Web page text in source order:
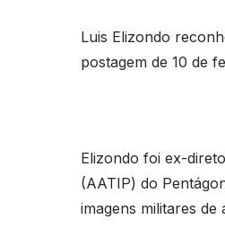
Luis Elizondo
postagem de 10 de
Elizondo foi ex-
(AATIP) do
imagens militares